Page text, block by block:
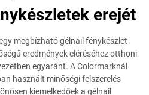
erejét
megbízható gélnail fénykészlet
eredmények eléréséhez otthoni
egyaránt. A Colormarknál
használt minőségi felszerelés
kiemelkedőek a gélnail